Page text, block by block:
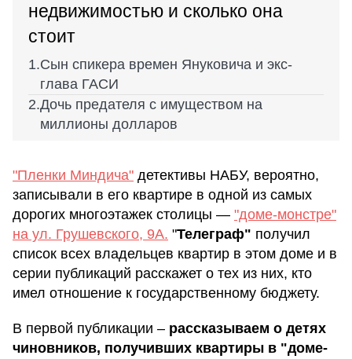
недвижимостью и сколько она
стоит
Сын спикера времен Януковича и экс-
глава ГАСИ
Дочь предателя с имуществом на
миллионы долларов
"Пленки Миндича" детективы НАБУ, вероятно,
записывали в его квартире в одной из самых
дорогих многоэтажек столицы — "доме-монстре"
на ул. Грушевского, 9А. "Телеграф" получил
список всех владельцев квартир в этом доме и в
серии публикаций расскажет о тех из них, кто
имел отношение к государственному бюджету.
В первой публикации – рассказываем о детях
чиновников, получивших квартиры в "доме-